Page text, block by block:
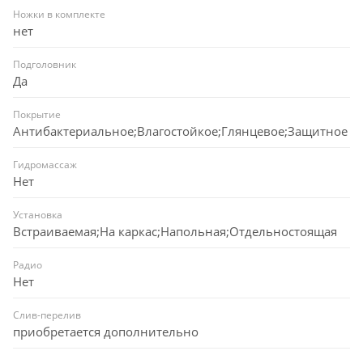
Ножки в комплекте
нет
Подголовник
Да
Покрытие
Антибактериальное;Влагостойкое;Глянцевое;Защитное
Гидромассаж
Нет
Установка
Встраиваемая;На каркас;Напольная;Отдельностоящая
Радио
Нет
Слив-перелив
приобретается дополнительно